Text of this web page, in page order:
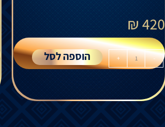
420
₪
-
+ הוספה לסל